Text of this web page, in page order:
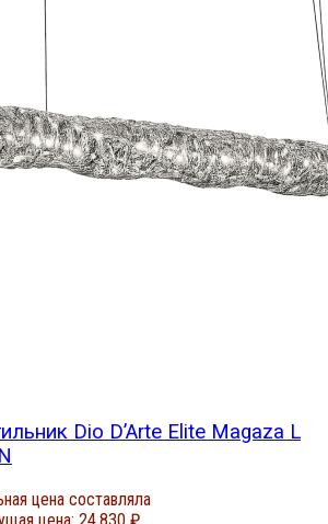
Dio D’Arte Elite Magaza L
цена составляла